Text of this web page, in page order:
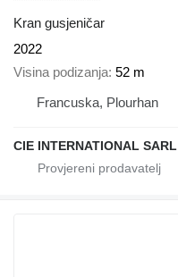
Kran gusjeničar
2022
Visina podizanja 52 m
Francuska, Plourhan
CIE INTERNATIONAL SARL